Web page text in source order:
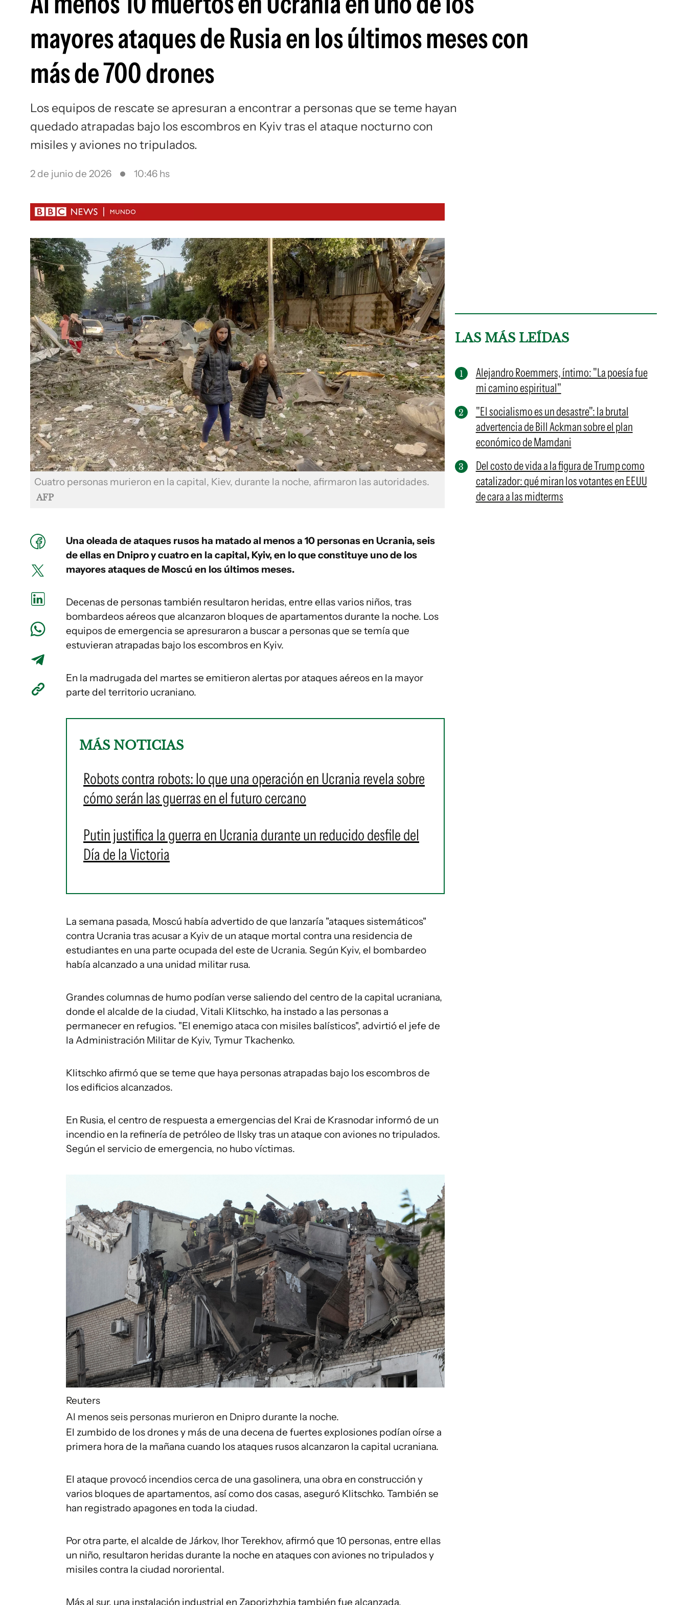
Siguenos en:
mayores ataques de Rusia en los últimos meses con
más de 700 drones
Los equipos de rescate se apresuran a encontrar a personas que se teme hayan
quedado atrapadas bajo los escombros en Kyiv tras el ataque nocturno con
misiles y aviones no tripulados.
2 de junio de 2026 10:46 hs
Cuatro personas murieron en la capital, Kiev, durante la noche, afirmaron las autoridades.
AFP
Una oleada de ataques rusos ha matado al menos a 10 personas en Ucrania, seis
de ellas en Dnipro y cuatro en la capital, Kyiv, en lo que constituye uno de los
mayores ataques de Moscú en los últimos meses.
Decenas de personas también resultaron heridas, entre ellas varios niños, tras
bombardeos aéreos que alcanzaron bloques de apartamentos durante la noche. Los
equipos de emergencia se apresuraron a buscar a personas que se temía que
estuvieran atrapadas bajo los escombros en Kyiv.
En la madrugada del martes se emitieron alertas por ataques aéreos en la mayor
parte del territorio ucraniano.
MÁS NOTICIAS
Robots contra robots: lo que una operación en Ucrania revela sobre
cómo serán las guerras en el futuro cercano
Putin justifica la guerra en Ucrania durante un reducido desfile del
Día de la Victoria
La semana pasada, Moscú había advertido de que lanzaría "ataques sistemáticos"
contra Ucrania tras acusar a Kyiv de un ataque mortal contra una residencia de
estudiantes en una parte ocupada del este de Ucrania. Según Kyiv, el bombardeo
había alcanzado a una unidad militar rusa.
Grandes columnas de humo podían verse saliendo del centro de la capital ucraniana,
donde el alcalde de la ciudad, Vitali Klitschko, ha instado a las personas a
permanecer en refugios. "El enemigo ataca con misiles balísticos", advirtió el jefe de
la Administración Militar de Kyiv, Tymur Tkachenko.
Klitschko afirmó que se teme que haya personas atrapadas bajo los escombros de
los edificios alcanzados.
En Rusia, el centro de respuesta a emergencias del Krai de Krasnodar informó de un
incendio en la refinería de petróleo de Ilsky tras un ataque con aviones no tripulados.
Según el servicio de emergencia, no hubo víctimas.
Reuters
Al menos seis personas murieron en Dnipro durante la noche.
El zumbido de los drones y más de una decena de fuertes explosiones podían oírse a
primera hora de la mañana cuando los ataques rusos alcanzaron la capital ucraniana.
El ataque provocó incendios cerca de una gasolinera, una obra en construcción y
varios bloques de apartamentos, así como dos casas, aseguró Klitschko. También se
han registrado apagones en toda la ciudad.
Por otra parte, el alcalde de Járkov, Ihor Terekhov, afirmó que 10 personas, entre ellas
un niño, resultaron heridas durante la noche en ataques con aviones no tripulados y
misiles contra la ciudad nororiental.
Más al sur, una instalación industrial en Zaporizhzhia también fue alcanzada.
LAS MÁS LEÍDAS
Alejandro Roemmers, íntimo: "La poesía fue
mi camino espiritual"
"El socialismo es un desastre": la brutal
advertencia de Bill Ackman sobre el plan
económico de Mamdani
Del costo de vida a la figura de Trump como
catalizador: qué miran los votantes en EEUU
de cara a las midterms